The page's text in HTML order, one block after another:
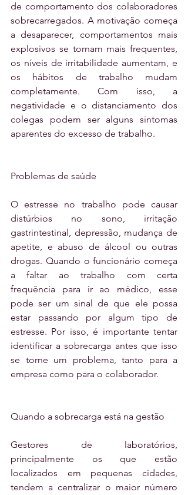
de comportamento dos colaboradores
sobrecarregados. A motivação começa
a desaparecer, comportamentos mais
explosivos se tornam mais frequentes,
os níveis de irritabilidade aumentam, e
os hábitos de trabalho mudam
completamente. Com isso, a
negatividade e o distanciamento dos
colegas podem ser alguns sintomas
aparentes do excesso de trabalho.
Problemas de saúde
O estresse no trabalho pode causar
distúrbios no sono, irritação
gastrintestinal, depressão, mudança de
apetite, e abuso de álcool ou outras
drogas. Quando o funcionário começa
a faltar ao trabalho com certa
frequência para ir ao médico, esse
pode ser um sinal de que ele possa
estar passando por algum tipo de
estresse. Por isso, é importante tentar
identificar a sobrecarga antes que isso
se torne um problema, tanto para a
empresa como para o colaborador.
Quando a sobrecarga está na gestão
Gestores de laboratórios,
principalmente os que estão
localizados em pequenas cidades,
tendem a centralizar o maior número